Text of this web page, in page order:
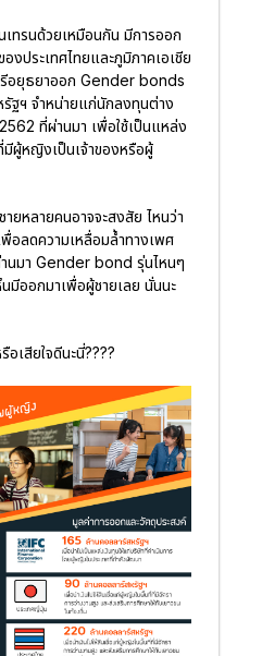
เทรนด้วยเหมือนกัน มีการออก
ประเทศไทยและภูมิภาคเอเชีย
อยุธยาออก Gender bonds
ฐฯ จำหน่ายแก่นักลงทุนต่าง
ที่ผ่านมา เพื่อใช้เป็นแหล่ง
มีผู้หญิงเป็นเจ้าของหรือผู้
ยหลายคนอาจจะสงสัย ไหนว่า
ลดความเหลื่อมล้ำทางเพศ
มา Gender bond รุ่นไหนๆ
มีออกมาเพื่อผู้ชายเลย นั่นนะ
เสียใจดีนะนี่????